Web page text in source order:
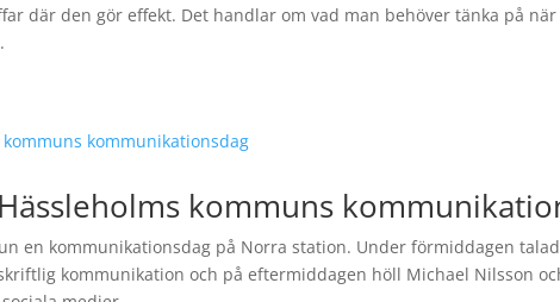
där den gör effekt. Det handlar om vad man behöver tänka på
kommuns
en kommunikationsdag på Norra station. Under förmiddagen
kommunikation och på eftermiddagen höll Michael Nilsson